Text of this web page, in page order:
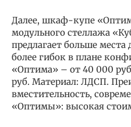
Далее, шкаф-купе
модульного стеллажа
предлагает больше
более гибок в плане
«Оптима» – от 40 000
руб. Материал: ЛДСП.
вместительность,
«Оптимы»: высокая